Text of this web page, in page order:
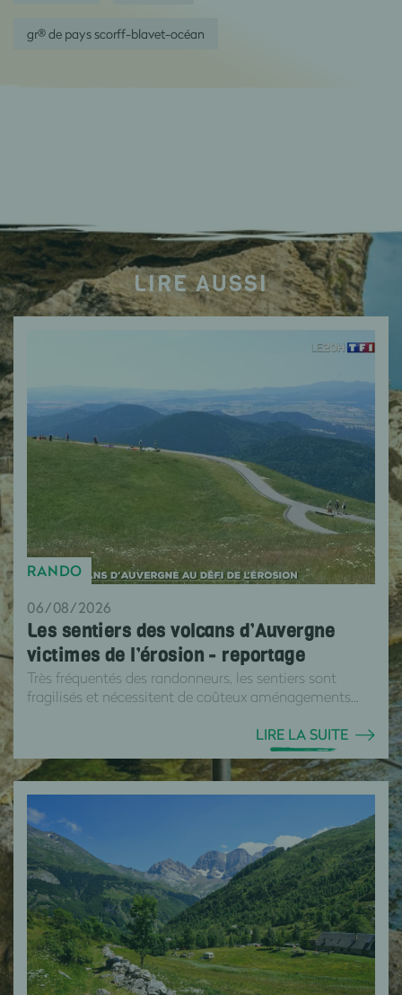
gr® de pays scorff-blavet-océan
LIRE AUSSI
RANDO
06/08/2026
Les sentiers des volcans d’Auvergne
victimes de l’érosion - reportage
Très fréquentés des randonneurs, les sentiers sont
fragilisés et nécessitent de coûteux aménagements...
LIRE LA SUITE